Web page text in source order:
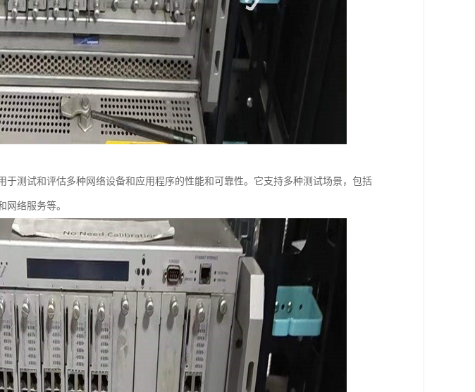
于测试和评估多种网络设备和应用程序的性能和可靠性。它支持多种测试场景，包括
网络服务等。